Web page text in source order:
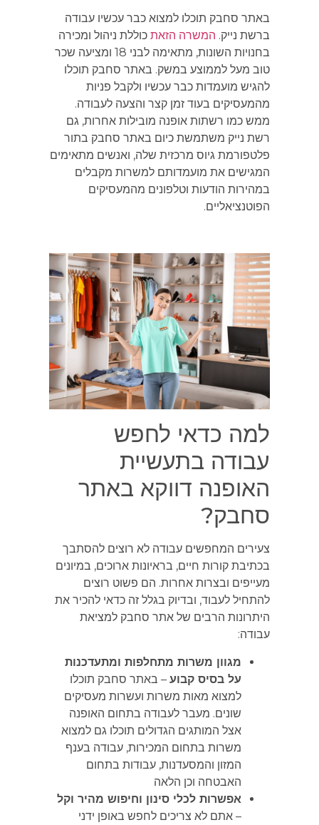
באתר סחבק תוכלו למצוא כבר עכשיו עבודה
ברשת נייק.המשרה הזאתכוללת ניהול ומכירה
בחנויות השונות, מתאימה לבני 18 ומציעה שכר
טוב מעל לממוצע במשק. באתר סחבק תוכלו
להגיש מועמדות כבר עכשיו ולקבל פניות
מהמעסיקים בעוד זמן קצר והצעה לעבודה.
ממש כמו רשתות אופנה מובילות אחרות, גם
רשת נייק משתמשת כיום באתר סחבק בתור
פלטפורמת גיוס מרכזית שלה, ואנשים מתאימים
המגישים את מועמדותם למשרות מקבלים
במהירות הודעות וטלפונים מהמעסיקים
הפוטנציאליים.
למה כדאי לחפש
עבודה בתעשיית
האופנה דווקא באתר
סחבק?
צעירים המחפשים עבודה לא רוצים להסתבך
בכתיבת קורות חיים, בראיונות ארוכים, במיונים
מעייפים ובצרות אחרות. הם פשוט רוצים
להתחיל לעבוד, ובדיוק בגלל זה כדאי להכיר את
היתרונות הרבים של אתר סחבק למציאת
עבודה:
מגוון משרות מתחלפות ומתעדכנות
על בסיס קבוע– באתר סחבק תוכלו
למצוא מאות משרות ועשרות מעסיקים
שונים. מעבר לעבודה בתחום האופנה
אצל המותגים הגדולים תוכלו גם למצוא
משרות בתחום המכירות, עבודה בענף
המזון והמסעדנות, עבודות בתחום
האבטחה וכן הלאה
אפשרות לכלי סינון וחיפוש מהיר וקל
– אתם לא צריכים לחפש באופן ידני